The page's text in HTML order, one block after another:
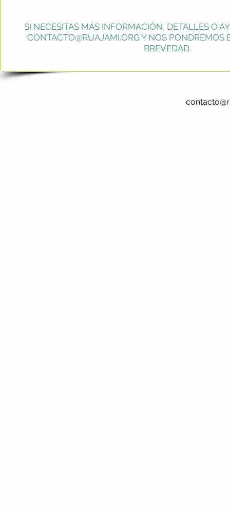
SI NECESITAS MÁS INFORMACIÓN, DETALLES O
CONTACTO@RUAJAMI.ORGY NOS PONDREMOS
BREVEDAD.